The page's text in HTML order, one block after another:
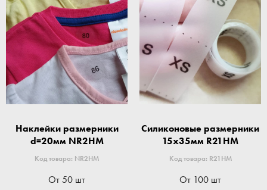
Наклейки размерники
d=20мм NR2HM
Код товара: NR2HM
От 50 шт
Силиконовые размерники
15x35мм R21HM
Код товара: R21HM
От 100 шт